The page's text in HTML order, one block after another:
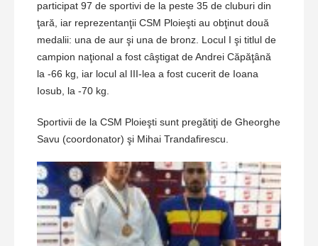
participat 97 de sportivi de la peste 35 de cluburi din
ţară, iar reprezentanţii CSM Ploieşti au obţinut două
medalii: una de aur şi una de bronz. Locul I şi titlul de
campion naţional a fost câştigat de Andrei Căpăţână
la -66 kg, iar locul al III-lea a fost cucerit de Ioana
Iosub, la -70 kg.
Sportivii de la CSM Ploieşti sunt pregătiţi de Gheorghe
Savu (coordonator) şi Mihai Trandafirescu.